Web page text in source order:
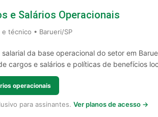
e Salários Operacionais
e técnico • Barueri/SP
salarial da base operacional do setor em
cargos e salários e políticas de benefícios
operacionais
para assinantes. Ver planos de acesso →